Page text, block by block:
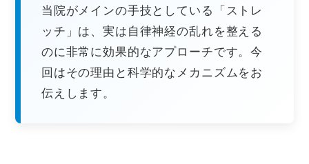
当院がメインの手技としている「ストレ
ッチ」は、実は自律神経の乱れを整える
のに非常に効果的なアプローチです。今
回はその理由と科学的なメカニズムをお
伝えします。